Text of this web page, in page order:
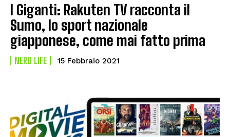
I Giganti: Rakuten TV racconta il
Sumo, lo sport nazionale
giapponese, come mai fatto prima
NERD LIFE 15 Febbraio 2021